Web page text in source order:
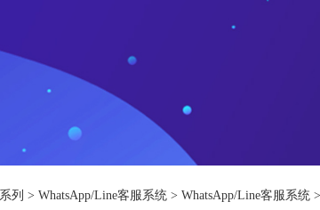
列 > WhatsApp/Line客服系统 > WhatsApp/Line客服系统 >